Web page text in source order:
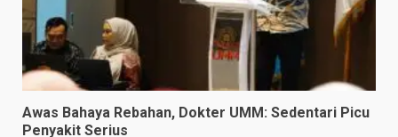
Awas Bahaya Rebahan, Dokter UMM: Sedentari Picu
Penyakit Serius